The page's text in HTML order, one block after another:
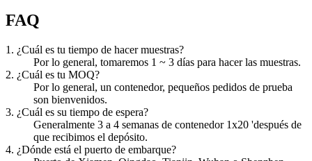
FAQ
1. ¿Cuál es tu tiempo de hacer muestras?
Por lo general, tomaremos 1 ~ 3 días para hacer las muestras.
2. ¿Cuál es tu MOQ?
Por lo general, un contenedor, pequeños pedidos de prueba
son bienvenidos.
3. ¿Cuál es su tiempo de espera?
Generalmente 3 a 4 semanas de contenedor 1x20 'después de
que recibimos el depósito.
4. ¿Dónde está el puerto de embarque?